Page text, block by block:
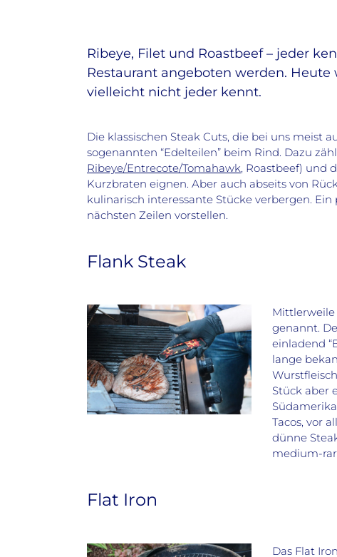
Ribeye, Filet und Roastbeef – jeder
Restaurant angeboten werden.
vielleicht nicht jeder kennt.
Die klassischen Steak Cuts, die bei uns meist
sogenannten “Edelteilen” beim Rind. Dazu
Ribeye/Entrecote/Tomahawk, Roastbeef) und
Kurzbraten eignen. Aber auch abseits von
kulinarisch interessante Stücke verbergen.
nächsten Zeilen vorstellen.
Flank Steak
Mittlerweile
genannt.
einladend
lange
Stück aber
Tacos, vor
dünne
medium-
Flat Iron
Das Flat